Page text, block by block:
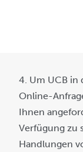
4. Um UCB in
Online-
Ihnen
Verfügung zu
Handlungen